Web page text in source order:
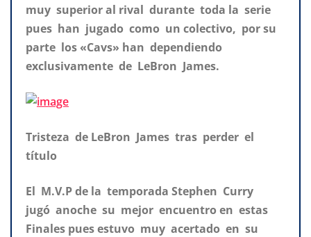
muy superior al rival durante toda la serie
pues han jugado como un colectivo, por su
parte los «Cavs» han dependiendo
exclusivamente de LeBron James.
Tristeza de LeBron James tras perder el
título
El M.V.P de la temporada Stephen Curry
jugó anoche su mejor encuentro en estas
Finales pues estuvo muy acertado en su